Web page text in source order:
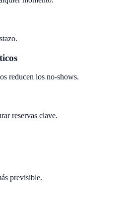
reducen los no-shows.
reservas clave.
previsible.